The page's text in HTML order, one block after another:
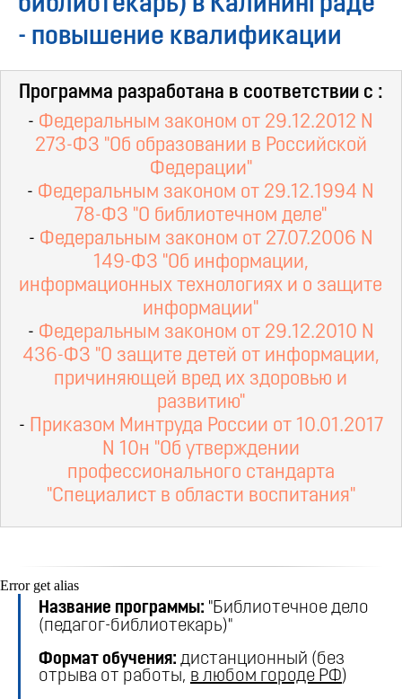
- повышение квалификации
Программа разработана в соответствии с :
- Федеральным законом от 29.12.2012 N
273-ФЗ "Об образовании в Российской
Федерации"
- Федеральным законом от 29.12.1994 N
78-ФЗ "О библиотечном деле"
- Федеральным законом от 27.07.2006 N
149-ФЗ "Об информации,
информационных технологиях и о защите
информации"
- Федеральным законом от 29.12.2010 N
436-ФЗ "О защите детей от информации,
причиняющей вред их здоровью и
развитию"
- Приказом Минтруда России от 10.01.2017
N 10н "Об утверждении
профессионального стандарта
"Специалист в области воспитания"
Error get alias
Название программы: "Библиотечное дело
(педагог-библиотекарь)"
Формат обучения: дистанционный (без
отрыва от работы, в любом городе РФ)